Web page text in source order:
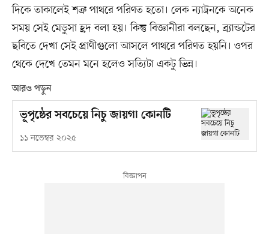
দিকে তাকালেই শত্রু পাথরে পরিণত হতো। লেক ন্যাট্রনকে অনেক
সময় সেই মেডুসা হ্রদ বলা হয়। কিন্তু বিজ্ঞানীরা বলছেন, ব্র্যান্ডটের
ছবিতে দেখা সেই প্রাণীগুলো আসলে পাথরে পরিণত হয়নি। ওপর
থেকে দেখে তেমন মনে হলেও সত্যিটা একটু ভিন্ন।
আরও পড়ুন
ভূপৃষ্ঠের সবচেয়ে নিচু জায়গা কোনটি
১১ নভেম্বর ২০২৫